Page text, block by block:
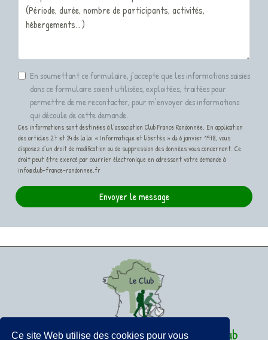
Ce site Web utilise des cookies pour vous
En soumettant ce formulaire, j’accepte que les informations saisies
dans ce formulaire soient utilisées, exploitées, traitées pour
permettre de me recontacter, pour m’envoyer des informations
qui découle de cette demande.
Ces informations sont destinées à l’association Club France Randonnée. En application
des articles 27 et 34 de la loi « Informatique et libertés » du 6 janvier 1978, vous
disposez d’un droit de modification ou de suppression des données vous concernant. Ce
droit peut être exercé par courrier électronique en adressant votre demande à
info@club-france-randonnee.fr
Envoyer le message
France Terroirs et Randonnées Le Club